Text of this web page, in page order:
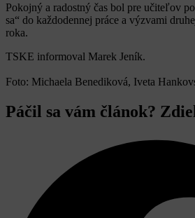
Pokojný a radostný čas bol pre učiteľov
sa“ do každodennej práce a výzvami
roka.
TSKE informoval Marek Jeník.
Foto: Michaela Benediková, Iveta
Páčil sa vám článok?